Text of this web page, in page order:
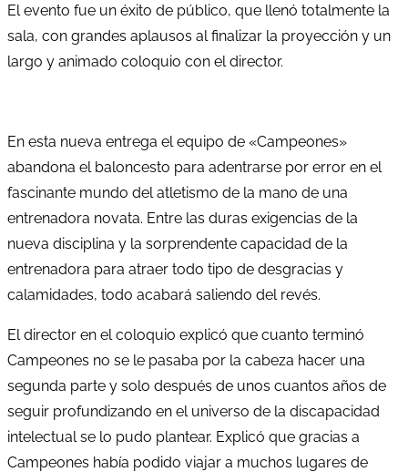
El evento fue un éxito de público, que llenó totalmente la
sala, con grandes aplausos al finalizar la proyección y un
largo y animado coloquio con el director.
En esta nueva entrega el equipo de «Campeones»
abandona el baloncesto para adentrarse por error en el
fascinante mundo del atletismo de la mano de una
entrenadora novata. Entre las duras exigencias de la
nueva disciplina y la sorprendente capacidad de la
entrenadora para atraer todo tipo de desgracias y
calamidades, todo acabará saliendo del revés.
El director en el coloquio explicó que cuanto terminó
Campeones no se le pasaba por la cabeza hacer una
segunda parte y solo después de unos cuantos años de
seguir profundizando en el universo de la discapacidad
intelectual se lo pudo plantear. Explicó que gracias a
Campeones había podido viajar a muchos lugares de